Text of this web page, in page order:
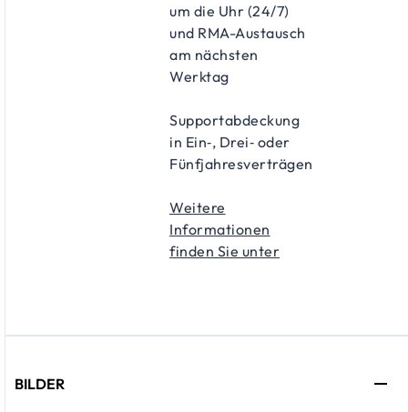
um die Uhr (24/7)
und RMA-Austausch
am nächsten
Werktag
Supportabdeckung
in Ein‑, Drei‑ oder
Fünfjahresverträgen
Weitere
Informationen
finden Sie unter
BILDER